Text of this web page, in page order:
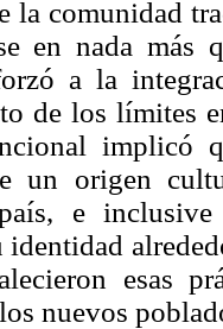
la comunidad
en nada más
a la
de los límites
implicó
un origen
e inclusive
identidad
esas
nuevos